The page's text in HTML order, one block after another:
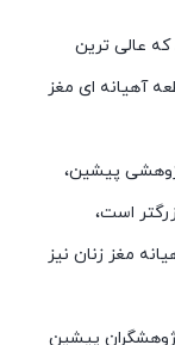
که عالی ترین
آهیانه ای مغز
پیشین،
است،
مغز زنان نیز
پیشین